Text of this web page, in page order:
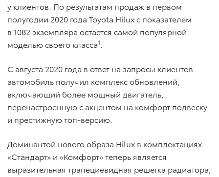
у клиентов. По результатам продаж в первом
полугодии 2020 года Toyota Hilux с показателем
в 1082 экземпляра остается самой популярной
моделью своего класса1.
С августа 2020 года в ответ на запросы клиентов
автомобиль получил комплекс обновлений,
включающий более мощный двигатель,
перенастроенную с акцентом на комфорт подвеску
и престижную топ-версию.
Доминантой нового образа Hilux в комплектациях
«Стандарт» и «Комфорт» теперь является
выразительная трапециевидная решетка радиатора,